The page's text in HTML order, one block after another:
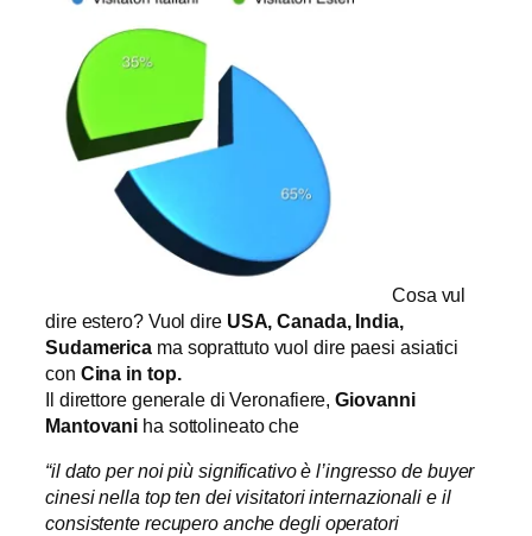
Cosa vul
dire estero? Vuol dire USA, Canada, India,
Sudamerica ma soprattuto vuol dire paesi asiatici
con Cina in top.
Il direttore generale di Veronafiere,Giovanni
Mantovani ha sottolineato che
“il dato per noi più significativo è l’ingresso de buyer
cinesi nella top ten dei visitatori internazionali e il
consistente recupero anche degli operatori